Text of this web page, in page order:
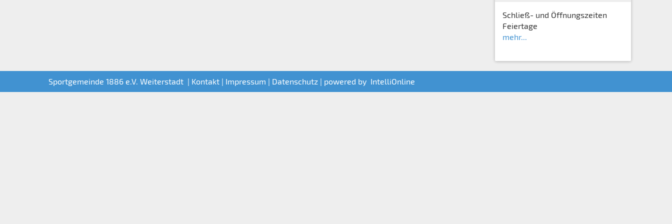
Schließ- und Öffnungszeiten
Feiertage
mehr...
Sportgemeinde 1886 e.V. Weiterstadt | Kontakt | Impressum | Datenschutz | powered by IntelliOnline